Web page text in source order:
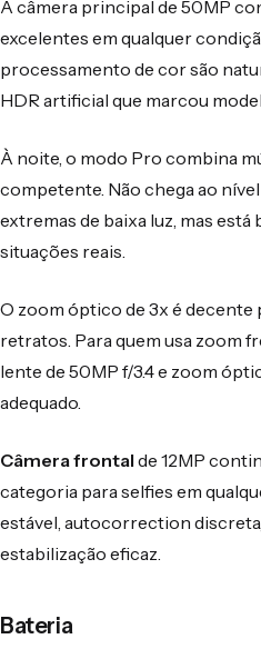
A câmera principal de 50MP
excelentes em qualquer
processamento de cor são
HDR artificial que marcou
À noite, o modo Pro combina
competente. Não chega ao
extremas de baixa luz, mas
situações reais.
O zoom óptico de 3x é decente
retratos. Para quem usa zoom
lente de 50MP f/3.4 e zoom
adequado.
Câmera frontal de 12MP
categoria para selfies em
estável, autocorrection
estabilização eficaz.
Bateria